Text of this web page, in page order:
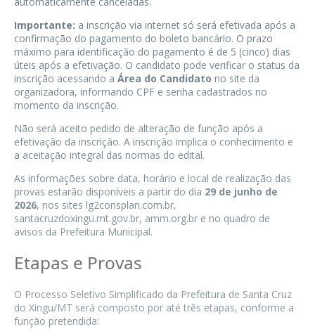
Importante: a inscrição via internet só será efetivada após a
confirmação do pagamento do boleto bancário. O prazo
máximo para identificação do pagamento é de 5 (cinco) dias
úteis após a efetivação. O candidato pode verificar o status da
inscrição acessando a Área do Candidato no site da
organizadora, informando CPF e senha cadastrados no
momento da inscrição.
Não será aceito pedido de alteração de função após a
efetivação da inscrição. A inscrição implica o conhecimento e
a aceitação integral das normas do edital.
As informações sobre data, horário e local de realização das
provas estarão disponíveis a partir do dia 29 de junho de
2026, nos sites lg2consplan.com.br,
santacruzdoxingu.mt.gov.br, amm.org.br e no quadro de
avisos da Prefeitura Municipal.
Etapas e Provas
O Processo Seletivo Simplificado da Prefeitura de Santa Cruz
do Xingu/MT será composto por até três etapas, conforme a
função pretendida: